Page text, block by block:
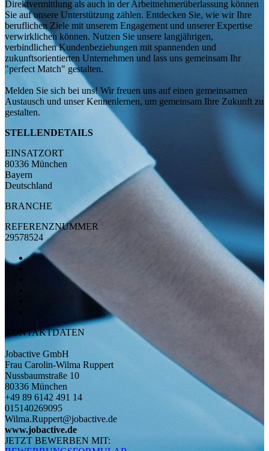
Direktvermittlung als auch in der Arbeitnehmerüberlassung können
Sie auf unsere Unterstützung zählen. Entdecken Sie, wie wir Ihre
beruflichen Ziele mit unserem Engagement und unserer Expertise
verwirklichen können. Nutzen Sie unsere langjährigen,
verbindlichen Kundenbeziehungen mit spannenden und
zukunftsorientierten Unternehmen und lass uns gemeinsam Ihr
"perfect Match" gestalten.
Melden Sie sich bei uns! Wir freuen uns auf einen gemeinsamen
Austausch und unser Kennenlernen, um gemeinsam Ihre Zukunft zu
gestalten.
STELLENDETAILS
EINSATZORT
80336 München
Bayern
Deutschland
BRANCHE
REFERENZNUMMER
29578524
KONTAKTDATEN
Jobactive GmbH
Frau Carolin-Wilma Ruppert
Nussbaumstraße 10
80336 München
+49 89 6142 491 14
015140269095
Wilma.Ruppert@jobactive.de
www.jobactive.de
JETZT BEWERBEN MIT: